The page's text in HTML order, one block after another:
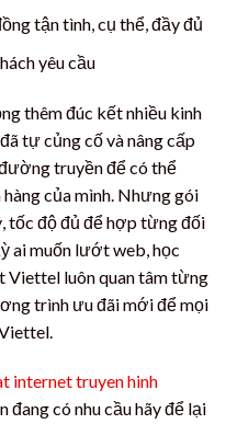
tận tình, cụ thể, đầy đủ
yêu cầu
thêm đúc kết nhiều kinh
tự củng cố và nâng cấp
truyền để có thể
của mình. Nhưng gói
tốc độ đủ để hợp từng đối
ai muốn lướt web, học
Viettel luôn quan tâm từng
trình ưu đãi mới để mọi
internet truyen hinh
đang có nhu cầu hãy để lại